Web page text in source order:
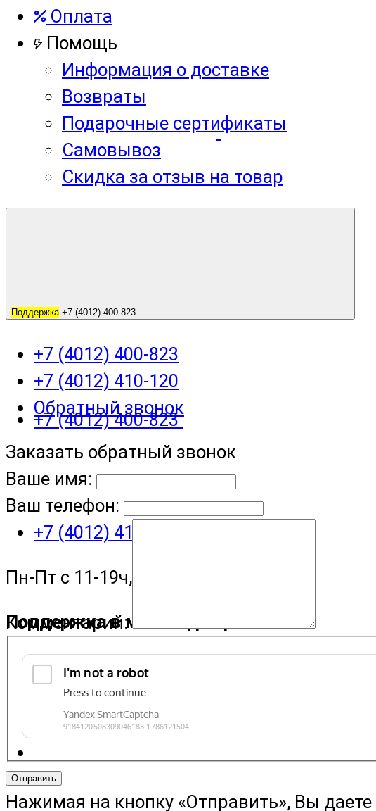
+7 (4012) 400-823
+7 (4012) 410-120
Пн-Пт с 11-19ч, Сб с 11-15ч
Поддержка в мессенджере
Оплата
Помощь
Информация о доставке
Возвраты
Подарочные сертификаты
Самовывоз
Скидка за отзыв на товар
Поддержка+7 (4012) 400-823
+7 (4012) 400-823
+7 (4012) 410-120
Обратный звонок
Заказать обратный звонок
Ваше имя:
Ваш телефон:
Комментарий:
Отправить
Нажимая на кнопку «Отправить», Вы даете